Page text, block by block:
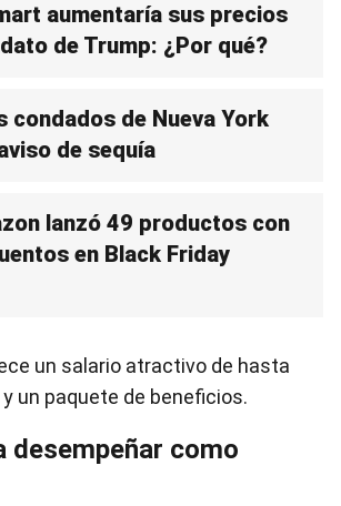
aumentaría sus precios
de Trump: ¿Por qué?
condados de Nueva York
de sequía
lanzó 49 productos con
en Black Friday
un salario atractivo de hasta
un paquete de beneficios.
desempeñar como